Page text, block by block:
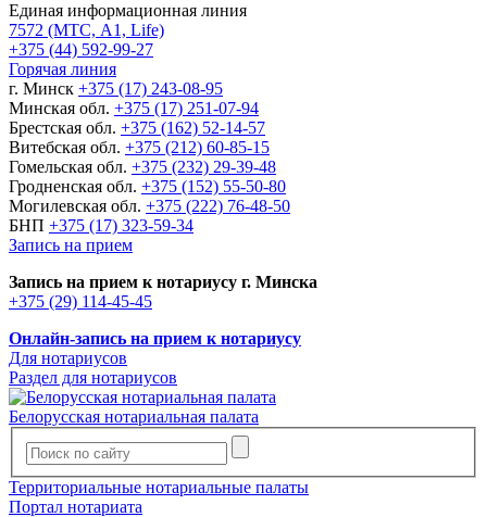
Единая информационная линия
7572 (МТС, A1, Life)
+375 (44) 592-99-27
Горячая линия
г. Минск +375 (17) 243-08-95
Минская обл. +375 (17) 251-07-94
Брестская обл. +375 (162) 52-14-57
Витебская обл. +375 (212) 60-85-15
Гомельская обл. +375 (232) 29-39-48
Гродненская обл. +375 (152) 55-50-80
Могилевская обл. +375 (222) 76-48-50
БНП +375 (17) 323-59-34
Запись на прием
Запись на прием к нотариусу г. Минска
+375 (29) 114-45-45
Онлайн-запись на прием к нотариусу
Для нотариусов
Раздел для нотариусов
Белорусская нотариальная палата
Территориальные нотариальные палаты
Портал нотариата